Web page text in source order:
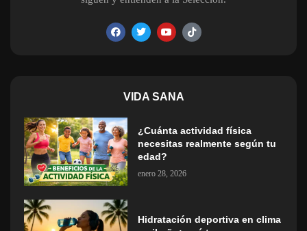
VIDA SANA
¿Cuánta actividad física
necesitas realmente según tu
edad?
enero 28, 2026
Hidratación deportiva en clima